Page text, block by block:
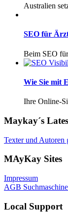
Australien
SEO für
Beim SEO
Wie Sie mit
Ihre Online-
Maykay´s
Texter und Autoren
MAyKay Sites
Impressum
AGB
Local Support